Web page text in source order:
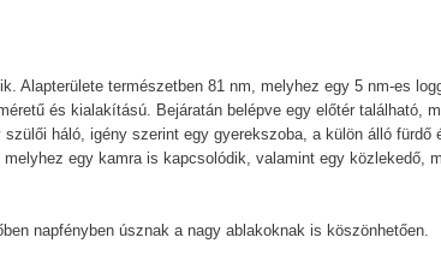
Alapterülete természetben 81 nm, melyhez egy 5 nm-es
és kialakítású. Bejáratán belépve egy előtér található,
háló, igény szerint egy gyerekszoba, a külön álló fürdő
egy kamra is kapcsolódik, valamint egy közlekedő,
napfényben úsznak a nagy ablakoknak is köszönhetően.